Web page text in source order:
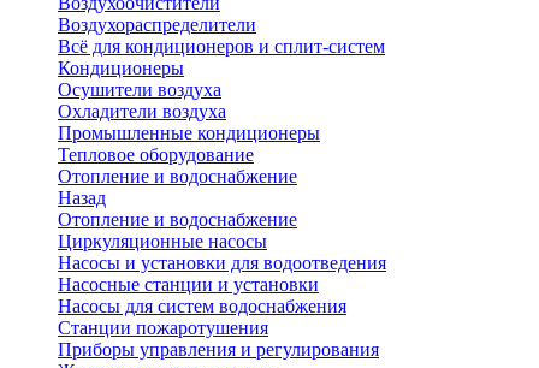
Воздухораспределители
Всё для кондиционеров и сплит-систем
Кондиционеры
Осушители воздуха
Охладители воздуха
Промышленные кондиционеры
Тепловое оборудование
Отопление и водоснабжение
Назад
Отопление и водоснабжение
Циркуляционные насосы
Насосы и установки для водоотведения
Насосные станции и установки
Насосы для систем водоснабжения
Станции пожаротушения
Приборы управления и регулирования